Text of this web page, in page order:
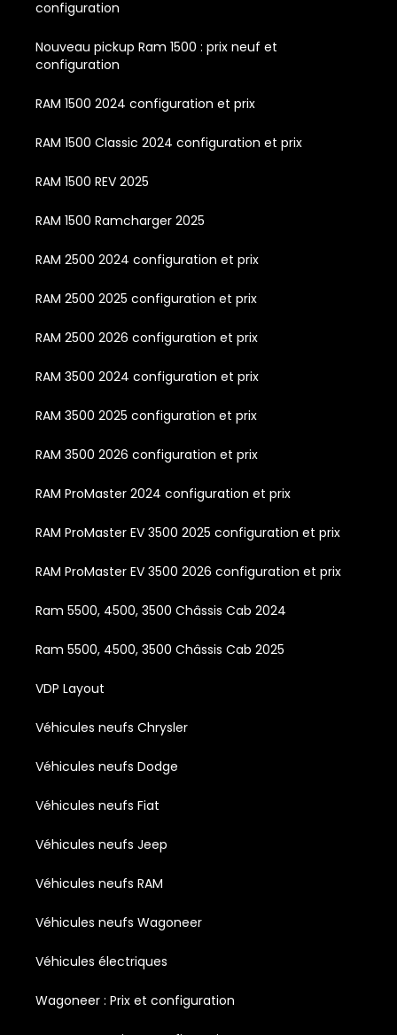
configuration
Nouveau pickup Ram 1500 : prix neuf et
configuration
RAM 1500 2024 configuration et prix
RAM 1500 Classic 2024 configuration et prix
RAM 1500 REV 2025
RAM 1500 Ramcharger 2025
RAM 2500 2024 configuration et prix
RAM 2500 2025 configuration et prix
RAM 2500 2026 configuration et prix
RAM 3500 2024 configuration et prix
RAM 3500 2025 configuration et prix
RAM 3500 2026 configuration et prix
RAM ProMaster 2024 configuration et prix
RAM ProMaster EV 3500 2025 configuration et prix
RAM ProMaster EV 3500 2026 configuration et prix
Ram 5500, 4500, 3500 Châssis Cab 2024
Ram 5500, 4500, 3500 Châssis Cab 2025
VDP Layout
Véhicules neufs Chrysler
Véhicules neufs Dodge
Véhicules neufs Fiat
Véhicules neufs Jeep
Véhicules neufs RAM
Véhicules neufs Wagoneer
Véhicules électriques
Wagoneer : Prix et configuration